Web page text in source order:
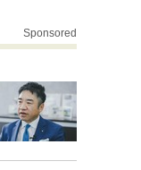
Sponsored